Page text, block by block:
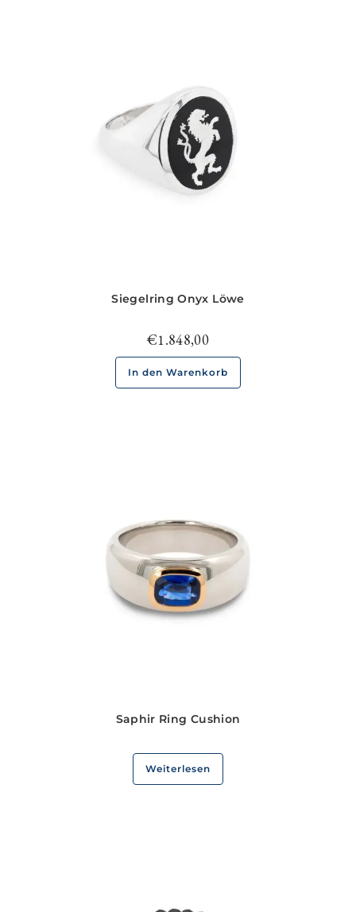
Siegelring Onyx Löwe
€1.848,00
In den Warenkorb
Saphir Ring Cushion
Weiterlesen